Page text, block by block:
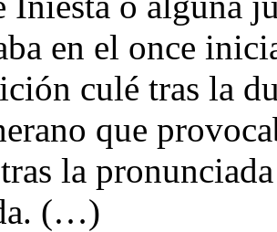
en el once
culé tras la
que
la
(…)